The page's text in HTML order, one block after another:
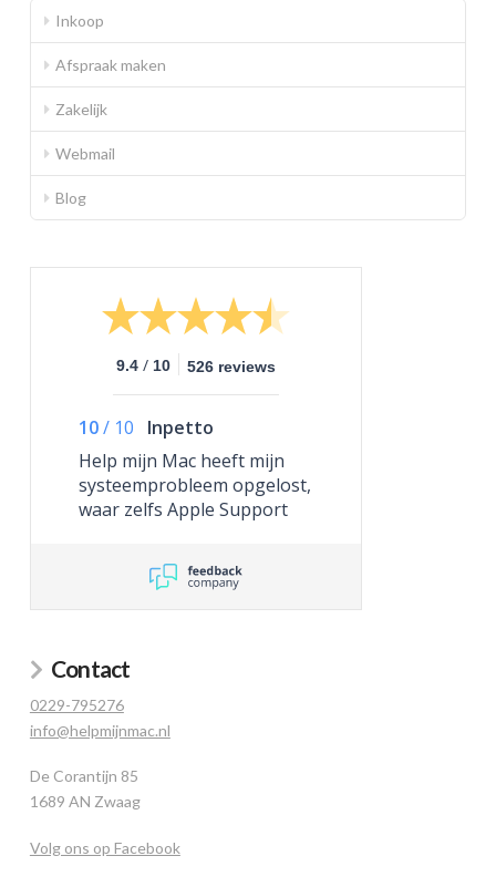
Inkoop
Afspraak maken
Zakelijk
Webmail
Blog
9.4 / 10 526 reviews
10/ 10
Inpetto
Help mijn Mac heeft mijn
systeemprobleem opgelost,
waar zelfs Apple Support
Contact
0229-795276
info@helpmijnmac.nl
De Corantijn 85
1689 AN Zwaag
Volg ons op Facebook